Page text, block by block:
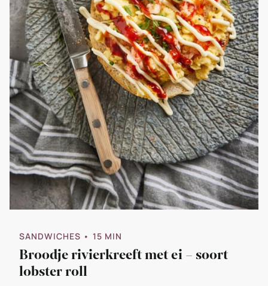
SANDWICHES • 15 MIN
Broodje rivierkreeft met ei – soort
lobster roll